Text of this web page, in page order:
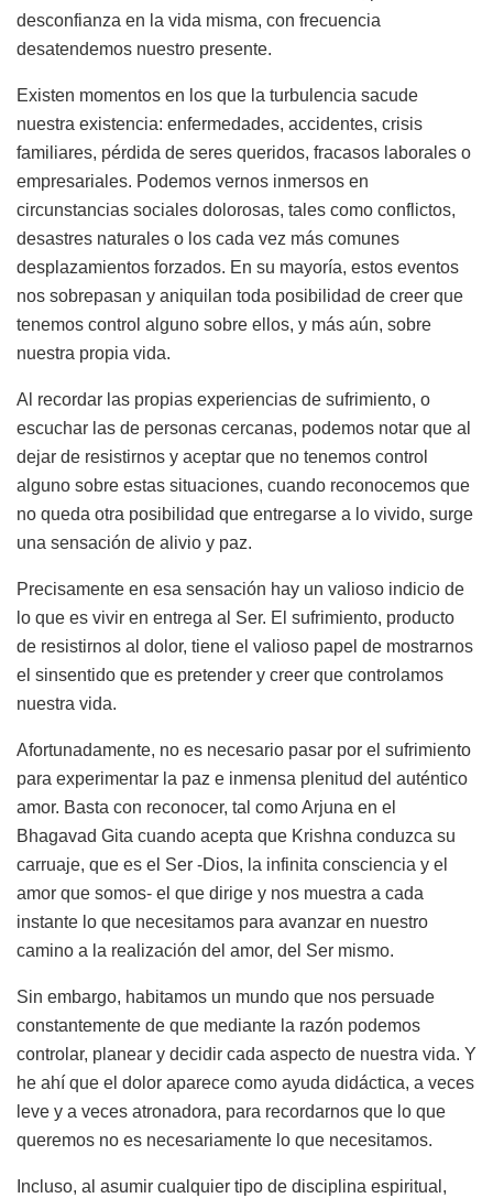
desconfianza en la vida misma, con frecuencia
desatendemos nuestro presente.
Existen momentos en los que la turbulencia sacude
nuestra existencia: enfermedades, accidentes, crisis
familiares, pérdida de seres queridos, fracasos laborales o
empresariales. Podemos vernos inmersos en
circunstancias sociales dolorosas, tales como conflictos,
desastres naturales o los cada vez más comunes
desplazamientos forzados. En su mayoría, estos eventos
nos sobrepasan y aniquilan toda posibilidad de creer que
tenemos control alguno sobre ellos, y más aún, sobre
nuestra propia vida.
Al recordar las propias experiencias de sufrimiento, o
escuchar las de personas cercanas, podemos notar que al
dejar de resistirnos y aceptar que no tenemos control
alguno sobre estas situaciones, cuando reconocemos que
no queda otra posibilidad que entregarse a lo vivido, surge
una sensación de alivio y paz.
Precisamente en esa sensación hay un valioso indicio de
lo que es vivir en entrega al Ser. El sufrimiento, producto
de resistirnos al dolor, tiene el valioso papel de mostrarnos
el sinsentido que es pretender y creer que controlamos
nuestra vida.
Afortunadamente, no es necesario pasar por el sufrimiento
para experimentar la paz e inmensa plenitud del auténtico
amor. Basta con reconocer, tal como Arjuna en el
Bhagavad Gita cuando acepta que Krishna conduzca su
carruaje, que es el Ser -Dios, la infinita consciencia y el
amor que somos- el que dirige y nos muestra a cada
instante lo que necesitamos para avanzar en nuestro
camino a la realización del amor, del Ser mismo.
Sin embargo, habitamos un mundo que nos persuade
constantemente de que mediante la razón podemos
controlar, planear y decidir cada aspecto de nuestra vida. Y
he ahí que el dolor aparece como ayuda didáctica, a veces
leve y a veces atronadora, para recordarnos que lo que
queremos no es necesariamente lo que necesitamos.
Incluso, al asumir cualquier tipo de disciplina espiritual,